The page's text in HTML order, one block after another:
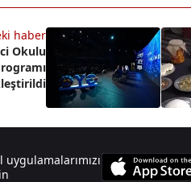
haber
Okulu